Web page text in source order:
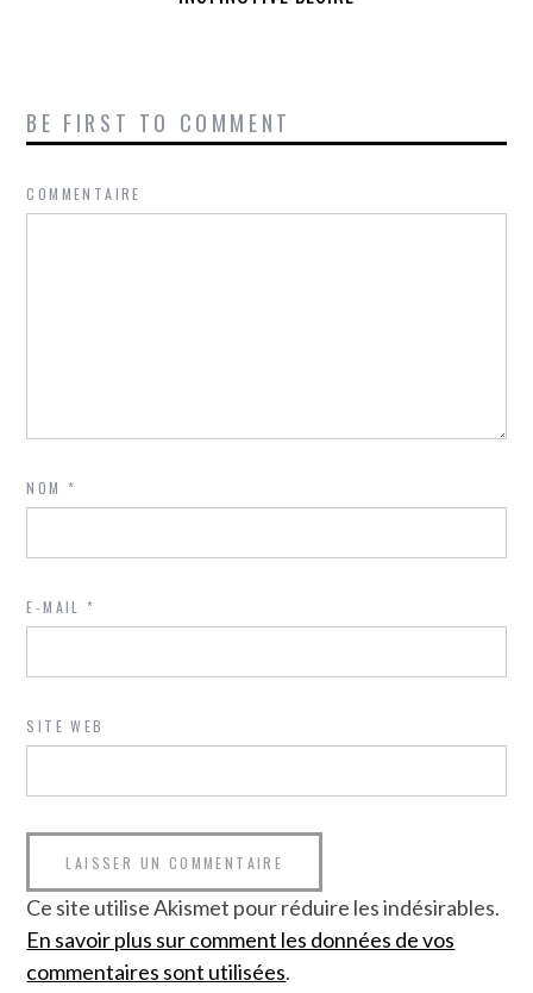
BE FIRST TO COMMENT
COMMENTAIRE
NOM*
E-MAIL*
SITE WEB
Ce site utilise Akismet pour réduire les indésirables.
En savoir plus sur comment les données de vos
commentaires sont utilisées.